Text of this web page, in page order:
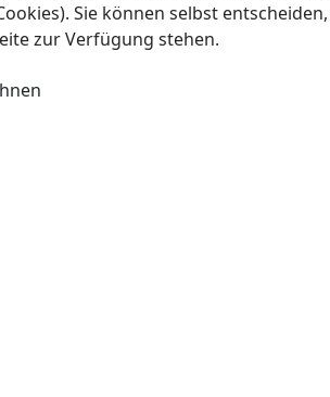
Sie können selbst
zur Verfügung stehen.